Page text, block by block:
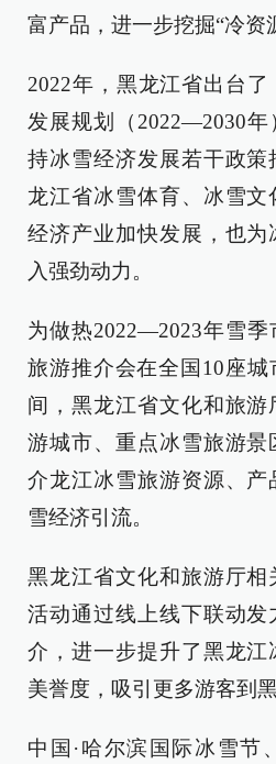
富产品，进一步挖掘“冷资
2022年，黑龙江省出台
发展规划（2022—2030
持冰雪经济发展若干政
龙江省冰雪体育、冰雪
经济产业加快发展，也
入强劲动力。
为做热2022—2023年雪
旅游推介会在全国10座
间，黑龙江省文化和旅
游城市、重点冰雪旅游
介龙江冰雪旅游资源、
雪经济引流。
黑龙江省文化和旅游厅
活动通过线上线下联动
介，进一步提升了黑龙江
美誉度，吸引更多游客到
中国·哈尔滨国际冰雪节